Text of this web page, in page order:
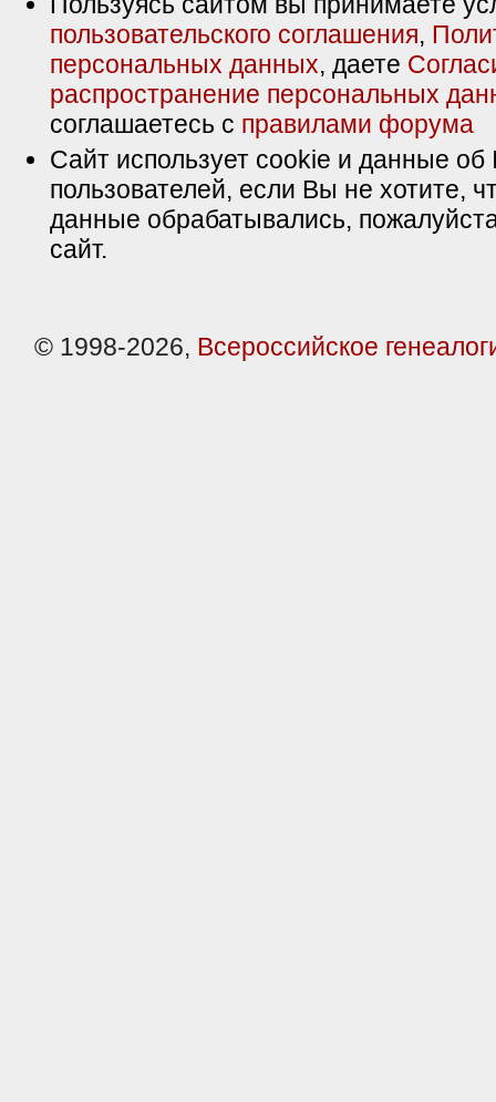
пользовательского соглашения,
персональных данных, даете
распространение персональных
соглашаетесь с правилами форума
Сайт использует cookie и данные об
пользователей, если Вы не хотите,
данные обрабатывались,
сайт.
© 1998-2026, Всероссийское